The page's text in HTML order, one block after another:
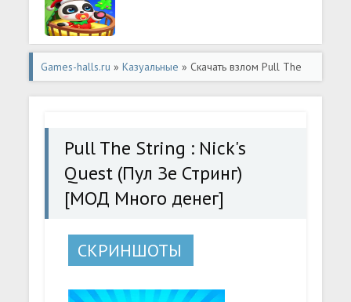
Games-halls.ru »Казуальные » Скачать взлом Pull The
String : Nick's Quest (Пул Зе Стринг) [МОД Много денег] -
Pull The String : Nick's
Quest (Пул Зе Стринг)
[МОД Много денег]
СКРИНШОТЫ